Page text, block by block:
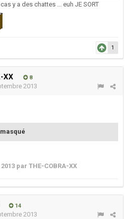
y a des chattes ... euh JE SORT
1
XX 8
2013
par THE-COBRA-XX
14
2013